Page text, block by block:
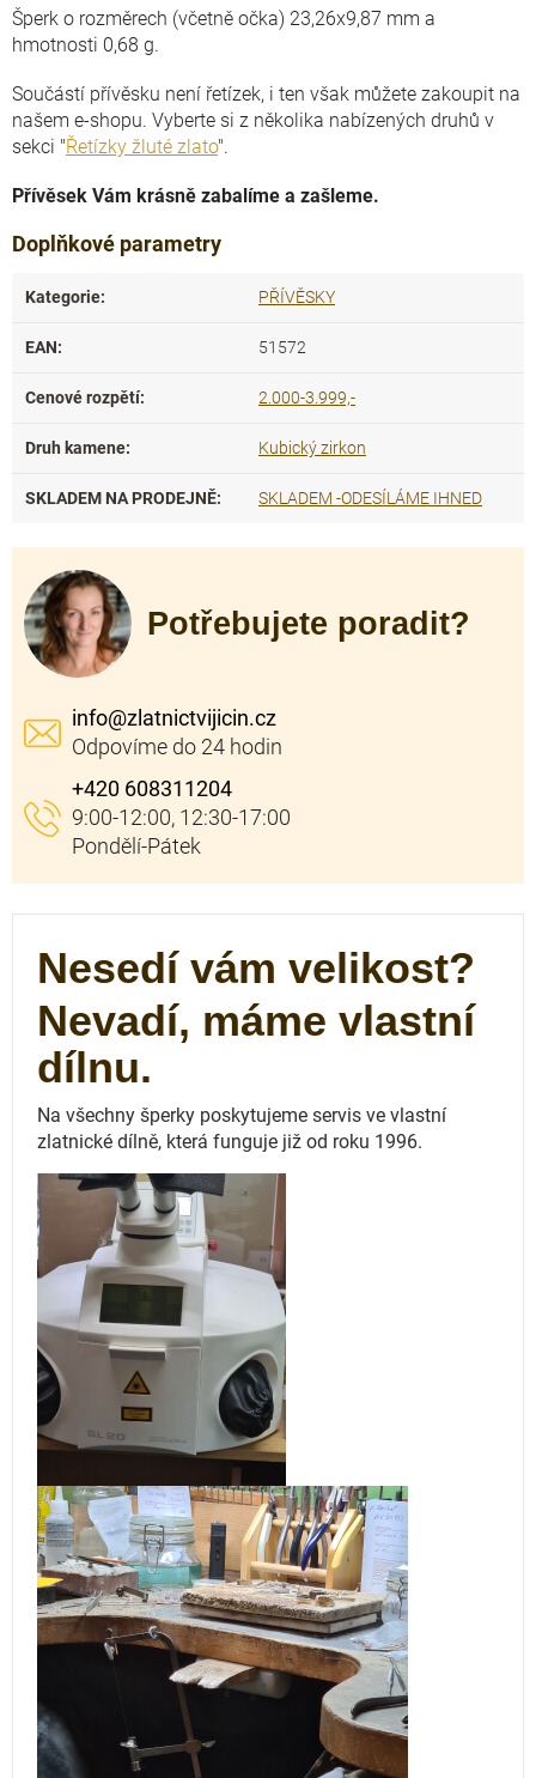
Šperk o rozměrech (včetně očka) 23,26x9,87 mm a
hmotnosti 0,68 g.
Součástí přívěsku není řetízek, i ten však můžete zakoupit na
našem e-shopu. Vyberte si z několika nabízených druhů v
sekci "Řetízky žluté zlato".
Přívěsek Vám krásně zabalíme a zašleme.
Doplňkové parametry
Kategorie: PŘÍVĚSKY
EAN: 51572
Cenové rozpětí: 2.000-3.999,-
Druh kamene: Kubický zirkon
SKLADEM NA PRODEJNĚ: SKLADEM -ODESÍLÁME IHNED
Potřebujete poradit?
info@zlatnictvijicin.cz
+420 608311204
Nesedí vám velikost?
Nevadí, máme vlastní
dílnu.
Na všechny šperky poskytujeme servis ve vlastní
zlatnické dílně, která funguje již od roku 1996.